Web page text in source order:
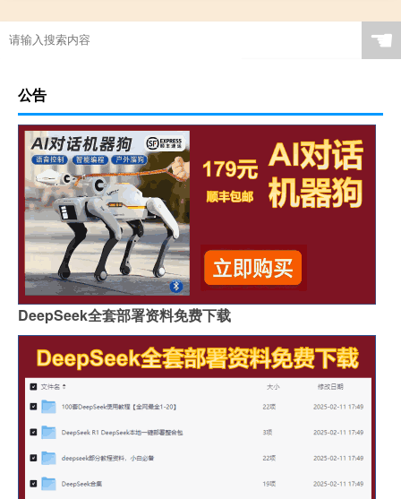
☚
公告
DeepSeek全套部署资料免费下载